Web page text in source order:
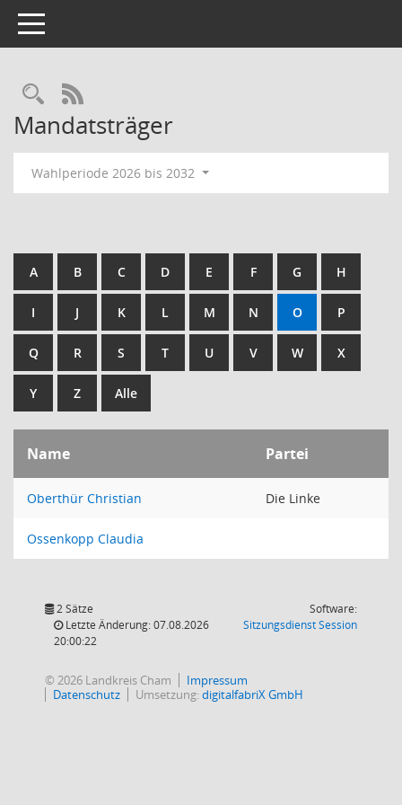
Toggle navigation
RSS-Feed
Mandatsträger
Wahlperiode 2026 bis 2032
A B C D E F G H
I J K L M N O P
Q R S T U V W X
Y Z Alle
Name Partei
Oberthür Christian Die Linke
Ossenkopp Claudia
2 Sätze
Letzte Änderung: 07.08.2026
20:00:22
Software:
SitzungsdienstSession(Wird in
© 2026 Landkreis Cham
Impressum
Datenschutz
Umsetzung:digitalfabriX GmbH